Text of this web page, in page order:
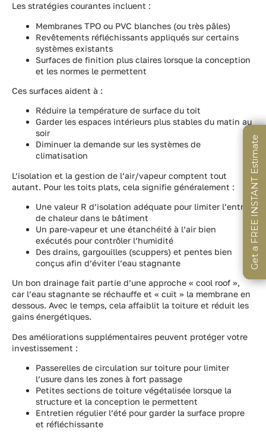
Les stratégies courantes incluent :
Membranes TPO ou PVC blanches (ou très pâles)
Revêtements réfléchissants appliqués sur certains
systèmes existants
Surfaces de finition plus claires lorsque la conception
et les normes le permettent
Ces surfaces aident à :
Réduire la température de surface du toit
Garder les espaces intérieurs plus stables du matin au
soir
Diminuer la demande sur les systèmes de
climatisation
L’isolation et la gestion de l’air/vapeur comptent tout
autant. Pour les toits plats, cela signifie généralement :
Une valeur R d’isolation adéquate pour limiter l’entrée
de chaleur dans le bâtiment
Un pare-vapeur et une étanchéité à l’air bien
exécutés pour contrôler l’humidité
Des drains, gargouilles (scuppers) et pentes bien
conçus afin d’éviter l’eau stagnante
Un bon drainage fait partie d’une approche « cool roof »,
car l’eau stagnante se réchauffe et « cuit » la membrane en
dessous. Avec le temps, cela affaiblit la toiture et réduit les
gains énergétiques.
Des améliorations supplémentaires peuvent protéger votre
investissement :
Passerelles de circulation sur toiture pour limiter
l’usure dans les zones à fort passage
Petites sections de toiture végétalisée lorsque la
structure et la conception le permettent
Entretien régulier l’été pour garder la surface propre
et réfléchissante
Get a FREE INSTANT Estimate
Get a FREE INSTANT Estimate
Get a FREE INSTANT Estimate